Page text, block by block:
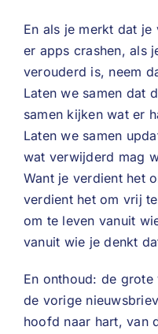
En als je merkt dat
er apps crashen, als
verouderd is, neem
Laten we samen dat
samen kijken wat er
Laten we samen
wat verwijderd mag
Want je verdient het
verdient het om vrij
om te leven vanuit
vanuit wie je denkt
En onthoud: de
de vorige
hoofd naar hart, van